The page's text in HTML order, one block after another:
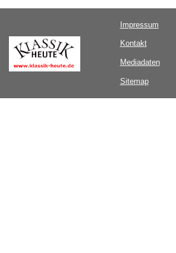
Impressum
Kontakt
Mediadaten
Sitemap